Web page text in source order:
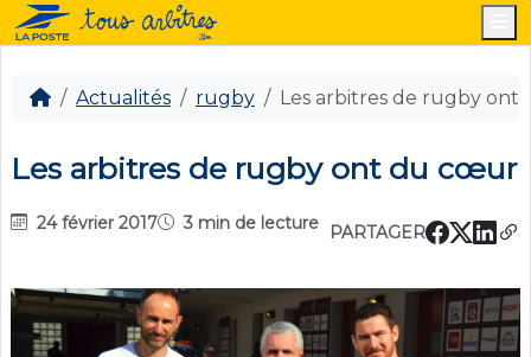
Actualités rugby Les arbitres de rugby
Les arbitres de rugby ont du cœur
24 février 2017 3 min de lecture PARTAGER